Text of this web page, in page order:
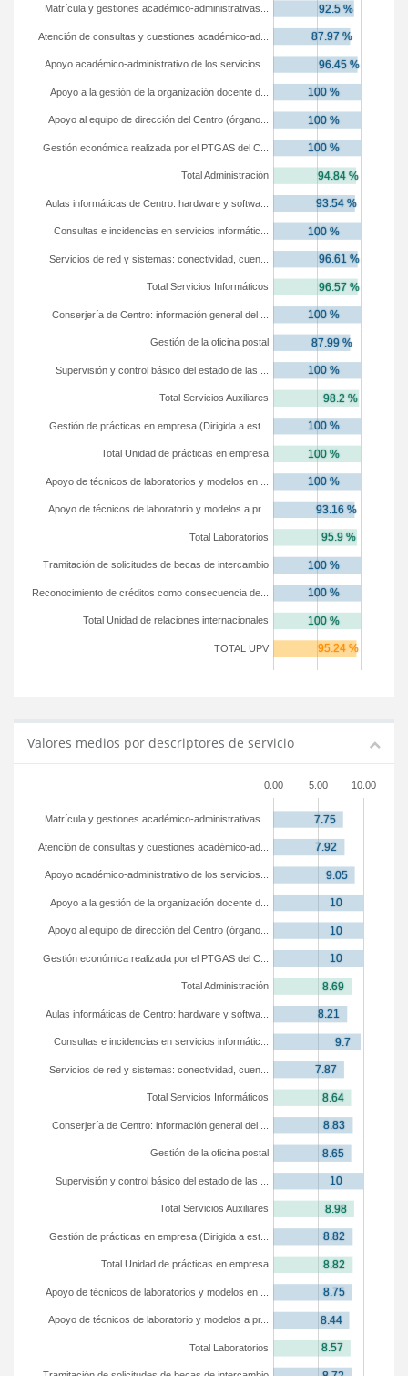
TOTAL UPV
Total Unidad de relaciones internacionales
Reconocimiento de créditos como consecuencia de...
Tramitación de solicitudes de becas de intercambio
Total Laboratorios
Apoyo de técnicos de laboratorio y modelos a pr...
Apoyo de técnicos de laboratorios y modelos en ...
Total Unidad de prácticas en empresa
Gestión de prácticas en empresa (Dirigida a est...
Total Servicios Auxiliares
Supervisión y control básico del estado de las ...
Gestión de la oficina postal
Conserjería de Centro: información general del ...
Total Servicios Informáticos
Servicios de red y sistemas: conectividad, cuen...
Consultas e incidencias en servicios informátic...
Aulas informáticas de Centro: hardware y softwa...
Total Administración
Gestión económica realizada por el PTGAS del C...
Apoyo al equipo de dirección del Centro (órgano...
Apoyo a la gestión de la organización docente d...
Apoyo académico-administrativo de los servicios...
Atención de consultas y cuestiones académico-ad...
Matrícula y gestiones académico-administrativas...
Valores medios por descriptores de servicio
0.00 5.00 10.00
Total Laboratorios
Apoyo de técnicos de laboratorio y modelos a pr...
Apoyo de técnicos de laboratorios y modelos en ...
Total Unidad de prácticas en empresa
Gestión de prácticas en empresa (Dirigida a est...
Total Servicios Auxiliares
Supervisión y control básico del estado de las ...
Gestión de la oficina postal
Conserjería de Centro: información general del ...
Total Servicios Informáticos
Servicios de red y sistemas: conectividad, cuen...
Consultas e incidencias en servicios informátic...
Aulas informáticas de Centro: hardware y softwa...
Total Administración
Gestión económica realizada por el PTGAS del C...
Apoyo al equipo de dirección del Centro (órgano...
Apoyo a la gestión de la organización docente d...
Apoyo académico-administrativo de los servicios...
Atención de consultas y cuestiones académico-ad...
Matrícula y gestiones académico-administrativas...